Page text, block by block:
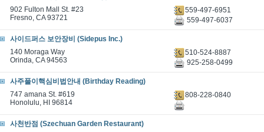
902 Fulton Mall St. #23
Fresno, CA 93721
559-497-6951
559-497-6037
사이드퍼스 보안장비 (Sidepus Inc.)
140 Moraga Way
Orinda, CA 94563
510-524-8887
925-258-0499
사주풀이핵심비법안내 (Birthday Reading)
747 amana St. #619
Honolulu, HI 96814
808-228-0840
사천반점 (Szechuan Garden Restaurant)